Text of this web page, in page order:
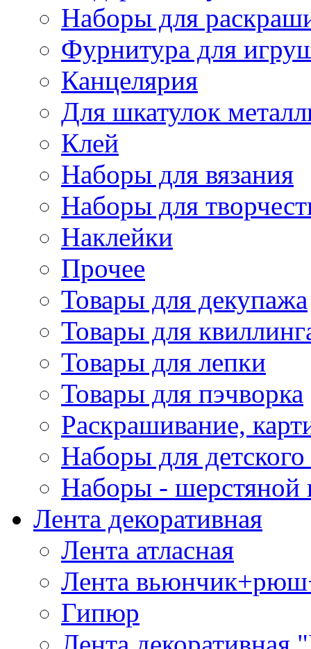
Наборы для
Фурнитура для
Канцелярия
Для шкатулок
Клей
Наборы для вязания
Наборы для
Наклейки
Прочее
Товары для декупажа
Товары для
Товары для лепки
Товары для пэчворка
Раскрашивание,
Наборы для
Наборы - шерстяной
Лента декоративная
Лента атласная
Лента
Гипюр